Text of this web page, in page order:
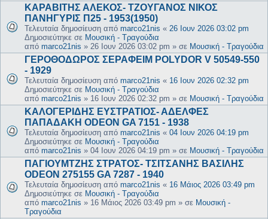
ΚΑΡΑΒΙΤΗΣ ΑΛΕΚΟΣ- ΤΖΟΥΓΑΝΟΣ ΝΙΚΟΣ
ΠΑΝΗΓΥΡΙΣ Π25 - 1953(1950)
Τελευταία δημοσίευση από marco21nis « 26 Ιουν 2026 03:02 pm
Δημοσιεύτηκε σε Μουσική - Τραγούδια
από marco21nis » 26 Ιουν 2026 03:02 pm » σε Μουσική - Τραγούδια
ΓΕΡΟΘΟΔΩΡΟΣ ΣΕΡΑΦΕΙΜ POLYDOR V 50549-550
- 1929
Τελευταία δημοσίευση από marco21nis « 16 Ιουν 2026 02:32 pm
Δημοσιεύτηκε σε Μουσική - Τραγούδια
από marco21nis » 16 Ιουν 2026 02:32 pm » σε Μουσική - Τραγούδια
ΚΑΛΟΓΕΡΙΔΗΣ ΕΥΣΤΡΑΤΙΟΣ- ΑΔΕΛΦΕΣ
ΠΑΠΑΔΑΚΗ ODEON GA 7151 - 1938
Τελευταία δημοσίευση από marco21nis « 04 Ιουν 2026 04:19 pm
Δημοσιεύτηκε σε Μουσική - Τραγούδια
από marco21nis » 04 Ιουν 2026 04:19 pm » σε Μουσική - Τραγούδια
ΠΑΓΙΟΥΜΤΖΗΣ ΣΤΡΑΤΟΣ- ΤΣΙΤΣΑΝΗΣ ΒΑΣΙΛΗΣ
ODEON 275155 GA 7287 - 1940
Τελευταία δημοσίευση από marco21nis « 16 Μάιος 2026 03:49 pm
Δημοσιεύτηκε σε Μουσική - Τραγούδια
από marco21nis » 16 Μάιος 2026 03:49 pm » σε Μουσική -
Τραγούδια